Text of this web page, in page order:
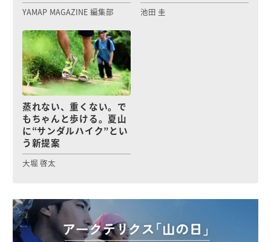
YAMAP MAGAZINE 編集部 池田 圭
蒸れない、重くない。で
もちゃんと歩ける。夏山
に“サンダルハイク”とい
う新提案
大堀 啓太